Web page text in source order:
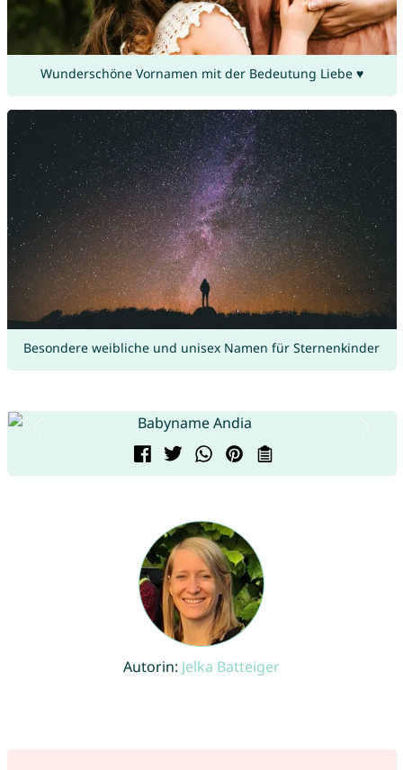
Wunderschöne Vornamen mit der Bedeutung Liebe ♥
Besondere weibliche und unisex Namen für Sternenkinder
Autorin: Jelka Batteiger